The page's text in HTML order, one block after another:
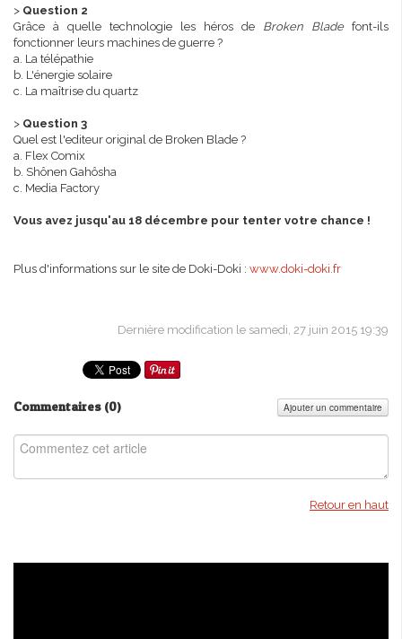
> Question 2
Grâce à quelle technologie les héros de Broken Bladefont-ils
fonctionner leurs machines de guerre ?
a. La télépathie
b. L'énergie solaire
c. La maîtrise du quartz
> Question 3
Quel est l'editeur original de Broken Blade ?
a. Flex Comix
b. Shônen Gahôsha
c. Media Factory
Vous avez jusqu'au 18 décembre pour tenter votre chance !
Plus d'informations sur le site de Doki-Doki : www.doki-doki.fr
Dernière modification le samedi, 27 juin 2015 19:39
Commentaires (0) Ajouter un commentaire
Retour en haut